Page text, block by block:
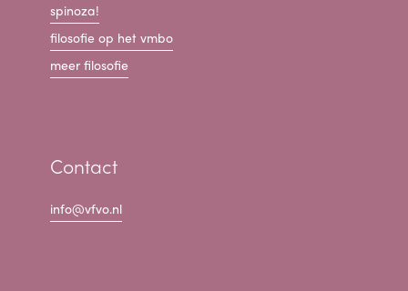
spinoza!
filosofie op het vmbo
meer filosofie
Contact
info@vfvo.nl